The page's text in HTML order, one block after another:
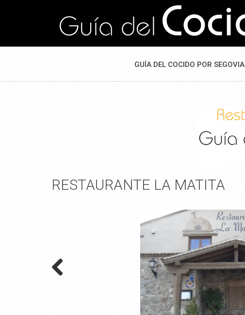
GUÍA DEL COCIDO POR SEGOVIA
RESTAURANTE LA MATITA